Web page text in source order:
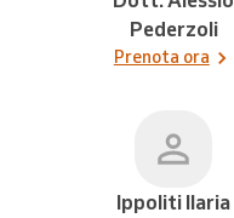
Pederzoli
Prenota ora
Ippoliti Ilaria